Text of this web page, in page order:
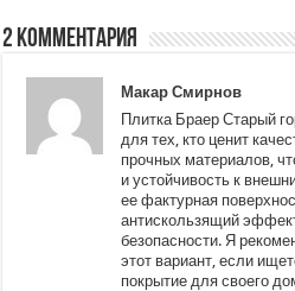
2 комментария
Макар Смирнов
Плитка Браер Старый
для тех, кто ценит
прочных материалов,
и устойчивость к
ее фактурная
антискользящий
безопасности. Я
этот вариант, если
покрытие для своего